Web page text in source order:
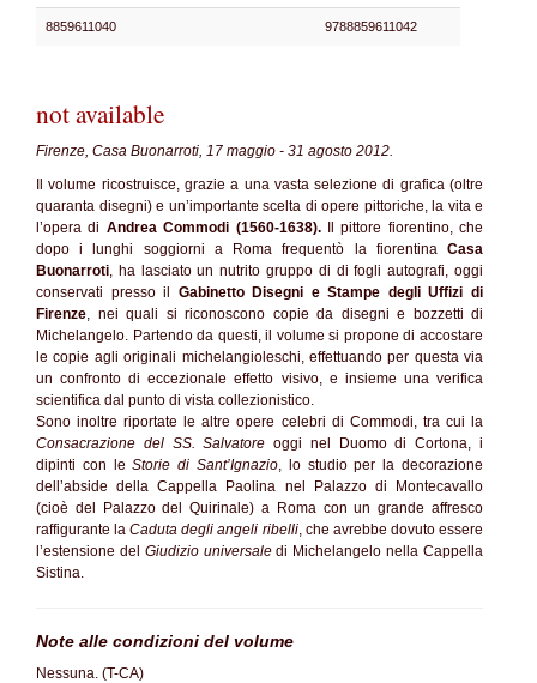
8859611040 9788859611042
not available
Firenze, Casa Buonarroti, 17 maggio - 31 agosto 2012.
Il volume ricostruisce, grazie a una vasta selezione di grafica (oltre
quaranta disegni) e un’importante scelta di opere pittoriche, la vita e
l’opera di Andrea Commodi (1560-1638).Il pittore fiorentino, che
dopo i lunghi soggiorni a Roma frequentò la fiorentina Casa
Buonarroti, ha lasciato un nutrito gruppo di di fogli autografi, oggi
conservati presso il Gabinetto Disegni e Stampe degli Uffizi di
Firenze, nei quali si riconoscono copie da disegni e bozzetti di
Michelangelo. Partendo da questi, il volume si propone di accostare
le copie agli originali michelangioleschi, effettuando per questa via
un confronto di eccezionale effetto visivo, e insieme una verifica
scientifica dal punto di vista collezionistico.
Sono inoltre riportate le altre opere celebri di Commodi, tra cui la
Consacrazione del SS. Salvatore oggi nel Duomo di Cortona, i
dipinti con leStorie di Sant’Ignazio, lo studio per la decorazione
dell’abside della Cappella Paolina nel Palazzo di Montecavallo
(cioè del Palazzo del Quirinale) a Roma con un grande affresco
raffigurante laCaduta degli angeli ribelli, che avrebbe dovuto essere
l’estensione del Giudizio universaledi Michelangelo nella Cappella
Sistina.
Note alle condizioni del volume
Nessuna. (T-CA)